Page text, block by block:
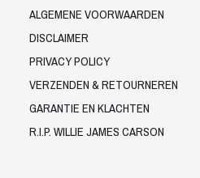
ALGEMENE VOORWAARDEN
DISCLAIMER
PRIVACY POLICY
VERZENDEN & RETOURNEREN
GARANTIE EN KLACHTEN
R.I.P. WILLIE JAMES CARSON